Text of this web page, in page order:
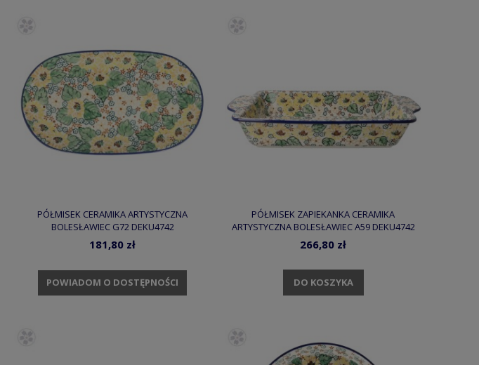
PÓŁMISEK CERAMIKA ARTYSTYCZNA
BOLESŁAWIEC G72 DEKU4742
181,80 zł
POWIADOM O DOSTĘPNOŚCI
PÓŁMISEK ZAPIEKANKA CERAMIKA
ARTYSTYCZNA BOLESŁAWIEC A59 DEKU4742
266,80 zł
DO KOSZYKA